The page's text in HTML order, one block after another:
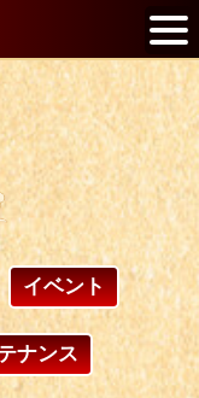
イベント
ナンス